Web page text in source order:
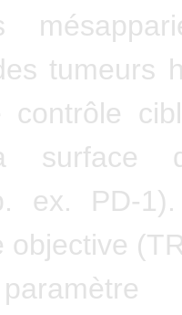
tumeurs
surface
ex. PD-
objective